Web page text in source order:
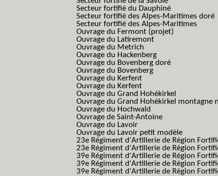
Secteur fortifié du Dauphiné
Secteur fortifié des Alpes-Maritimes doré
Secteur fortifié des Alpes-Maritimes
Ouvrage du Fermont (projet)
Ouvrage du Latiremont
Ouvrage du Metrich
Ouvrage du Hackenberg
Ouvrage du Bovenberg doré
Ouvrage du Bovenberg
Ouvrage du Kerfent
Ouvrage du Kerfent
Ouvrage du Grand Hohékirkel
Ouvrage du Grand Hohékirkel montagne
Ouvrage du Hochwald
Ouvrage de Saint-Antoine
Ouvrage du Lavoir
Ouvrage du Lavoir petit modèle
23e Régiment d'Artillerie de Région
23e Régiment d'Artillerie de Région
39e Régiment d'Artillerie de Région
39e Régiment d'Artillerie de Région
39e Régiment d'Artillerie de Région